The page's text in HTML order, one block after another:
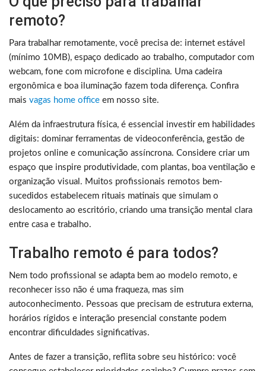
remoto?
Para trabalhar remotamente, você precisa de: internet estável
(mínimo 10MB), espaço dedicado ao trabalho, computador com
webcam, fone com microfone e disciplina. Uma cadeira
ergonômica e boa iluminação fazem toda diferença. Confira
mais vagas home office em nosso site.
Além da infraestrutura física, é essencial investir em habilidades
digitais: dominar ferramentas de videoconferência, gestão de
projetos online e comunicação assíncrona. Considere criar um
espaço que inspire produtividade, com plantas, boa ventilação e
organização visual. Muitos profissionais remotos bem-
sucedidos estabelecem rituais matinais que simulam o
deslocamento ao escritório, criando uma transição mental clara
entre casa e trabalho.
Trabalho remoto é para todos?
Nem todo profissional se adapta bem ao modelo remoto, e
reconhecer isso não é uma fraqueza, mas sim
autoconhecimento. Pessoas que precisam de estrutura externa,
horários rígidos e interação presencial constante podem
encontrar dificuldades significativas.
Antes de fazer a transição, reflita sobre seu histórico: você